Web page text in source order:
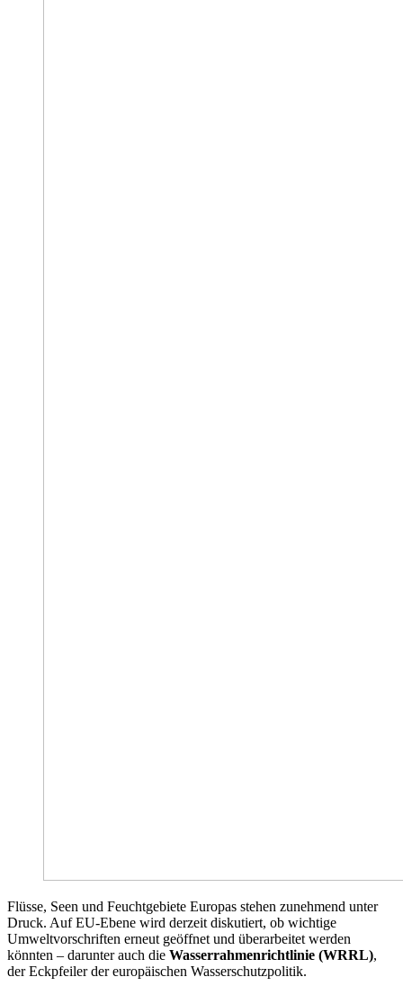
Flüsse, Seen und Feuchtgebiete Europas stehen zunehmend unter
Druck. Auf EU‑Ebene wird derzeit diskutiert, ob wichtige
Umweltvorschriften erneut geöffnet und überarbeitet werden
könnten – darunter auch die Wasserrahmenrichtlinie (WRRL),
der Eckpfeiler der europäischen Wasserschutzpolitik.